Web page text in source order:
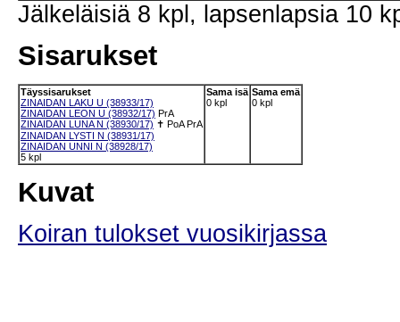
Jälkeläisiä 8 kpl, lapsenlapsia 10
Sisarukset
Täyssisarukset
ZINAIDAN LAKU U (38933/17)
ZINAIDAN LEON U (38932/17) PrA
ZINAIDAN LUNA N (38930/17) ✝ PoA PrA
ZINAIDAN LYSTI N (38931/17)
ZINAIDAN UNNI N (38928/17)
5 kpl
Sama isä
0 kpl
Sama emä
0 kpl
Kuvat
Koiran tulokset vuosikirjassa